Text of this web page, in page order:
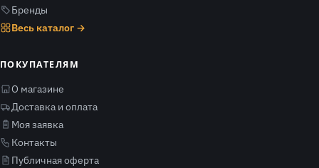
Бренды
Весь каталог →
ПОКУПАТЕЛЯМ
О магазине
Доставка и оплата
Моя заявка
Контакты
Публичная оферта